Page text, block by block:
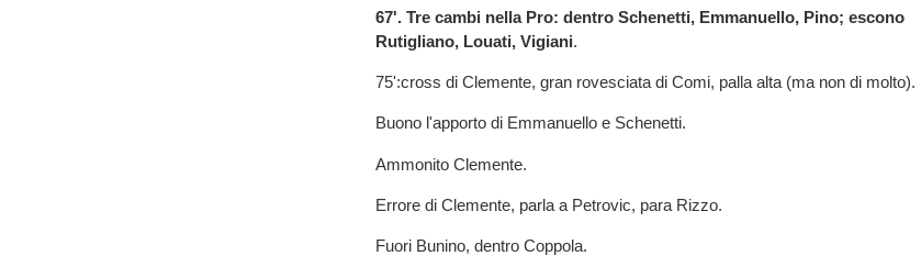
67'. Tre cambi nella Pro: dentro Schenetti, Emmanuello, Pino; escono
Rutigliano, Louati, Vigiani.
75':cross di Clemente, gran rovesciata di Comi, palla alta (ma non di molto).
Buono l'apporto di Emmanuello e Schenetti.
Ammonito Clemente.
Errore di Clemente, parla a Petrovic, para Rizzo.
Fuori Bunino, dentro Coppola.